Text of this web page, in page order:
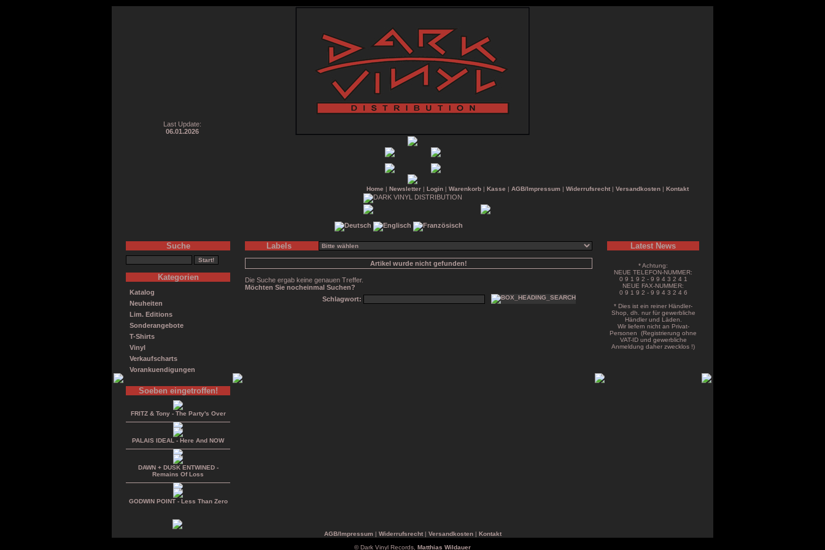
Last Update:
06.01.2026
Home | Newsletter| Login| Warenkorb| Kasse | AGB/Impressum| Widerrufsrecht| Versandkosten| Kontakt
Suche
Kategorien
Katalog
Neuheiten
Lim. Editions
Sonderangebote
T-Shirts
Vinyl
Verkaufscharts
Vorankuendigungen
Soeben eingetroffen!
FRITZ & Tony - The Party's Over
PALAIS IDEAL - Here And NOW
DAWN + DUSK ENTWINED -
Remains Of Loss
GODWIN POINT - Less Than Zero
Labels
Artikel wurde nicht gefunden!
Die Suche ergab keine genauen Treffer.
Möchten Sie nocheinmal Suchen?
Schlagwort:
Latest News
* Achtung:
NEUE TELEFON-NUMMER:
0 9 1 9 2 - 9 9 4 3 2 4 1
NEUE FAX-NUMMER:
0 9 1 9 2 - 9 9 4 3 2 4 6
* Dies ist ein reiner Händler-
Shop, dh. nur für gewerbliche
Händler und Läden.
Wir liefern nicht an Privat-
Personen (Registrierung ohne
VAT-ID und gewerbliche
Anmeldung daher zwecklos !)
AGB/Impressum| Widerrufsrecht| Versandkosten| Kontakt
© Dark Vinyl Records, Matthias Wildauer